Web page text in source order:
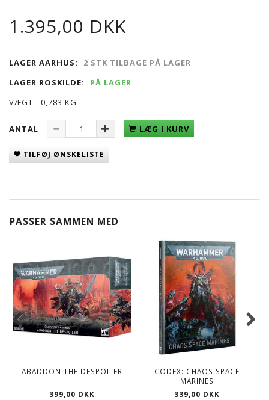
1.395,00 DKK
LAGER AARHUS:
2 STK TILBAGE PÅ LAGER
LAGER ROSKILDE:
PÅ LAGER
VÆGT:
0,783 KG
ANTAL LÆG I KURV
TILFØJ ØNSKELISTE
PASSER SAMMEN MED
ABADDON THE DESPOILER
399,00 DKK
CODEX: CHAOS SPACE
MARINES
339,00 DKK